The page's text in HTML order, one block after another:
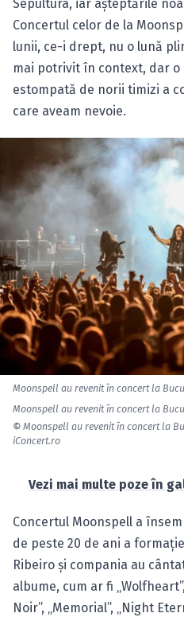
Sepultura, iar aşteptările
Concertul celor de la
lunii, ce-i drept, nu o lună
mai potrivit în context, dar o
estompată de norii timizi a
care aveam nevoie.
Moonspell au revenit în concert la
Moonspell au revenit în concert la
© Moonspell au revenit în concert la
iConcert.ro
Vezi mai multe poze în
Concertul Moonspell a
de peste 20 de ani a
Ribeiro şi compania au
albume, cum ar fi
Noir”, „Memorial”, „Night